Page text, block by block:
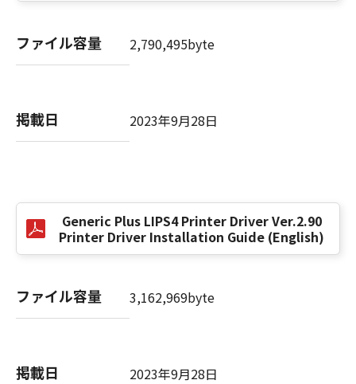
10．分離可能性
本契約書のいずれかの条項またはその一部が法
す。
キヤノン株式会社
No. I010G024784
ファイル容量 2,790,495byte
掲載日 2023年9月28日
Generic Plus LIPS4 Printer Driver Ver.2.90
Printer Driver Installation Guide (English)
ファイル容量 3,162,969byte
掲載日 2023年9月28日